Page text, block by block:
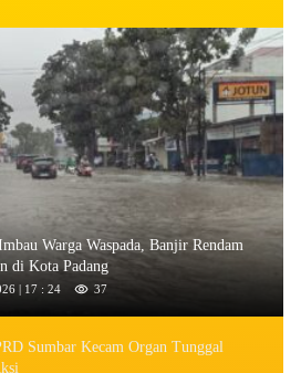
Warga Waspada, Banjir Rendam
di Kota Padang
| 17 : 24 37
Sumbar Kecam Organ Tunggal